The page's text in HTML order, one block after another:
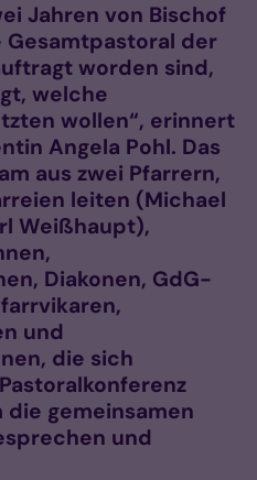
Jahren von Bischof
der
worden sind,
welche
wollen“, erinnert
Angela Pohl. Das
aus zwei Pfarrern,
leiten (Michael
Weißhaupt),
Diakonen, GdG-
und
die sich
gemeinsamen
und